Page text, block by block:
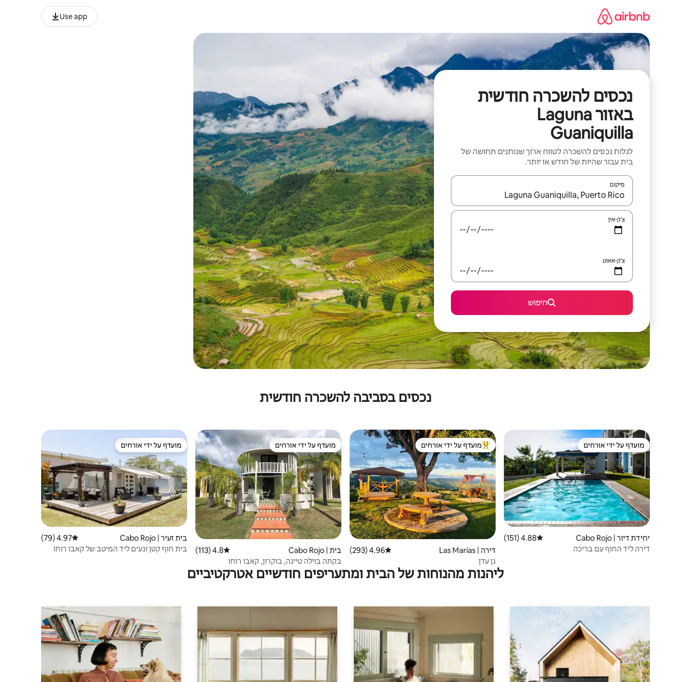
Use app
נכסים להשכרה חודשית
באזור Laguna
Guaniquilla
לגלות נכסים להשכרה לטווח ארוך שנותנים תחושה של
בית עבור שהיות של חודש או יותר.
מיקום
כאשר התוצאות יהיו זמינות, יש לנווט עם מקשי החיצים למעלה ולמטה או לעיין בעזרת תנועות מגע או החלקה.
צ'ק-אין
צ'ק-אאוט
חיפוש
נכסים בסביבה להשכרה חודשית
מועדף על ידי אורחים
מועדף על ידי אורחים
יחידת דיור | Cabo Rojo דירוג ממוצע של 4.88 מתוך 5, 151 ביקורות
4.88 (151)
דירה ליד החוף עם בריכה
מוביל בקרב נכסים מועדפים על ידי אורחים
מועדף על ידי אורחים
דירה | Las Marías דירוג ממוצע של 4.96 מתוך 5, 293 ביקורות
4.96 (293)
גן עדן
מועדף על ידי אורחים
מועדף על ידי אורחים
בית | Cabo Rojo דירוג ממוצע של 4.8 מתוך 5, 113 ביקורות
4.8 (113)
בקתה בוילה טיינה, בוקרון, קאבו רוחו
מועדף על ידי אורחים
מועדף על ידי אורחים
בית זעיר | Cabo Rojo דירוג ממוצע של 4.97 מתוך 5, 79 ביקורות
4.97 (79)
בית חוף קטן ונעים ליד המיטב של קאבו רוחו
ליהנות מהנוחות של הבית ומתעריפים חודשיים אטרקטיביים